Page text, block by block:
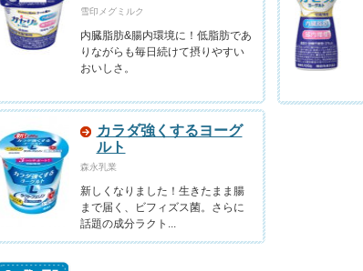
雪印メグミルク
内臓脂肪&腸内環境に！低脂肪であ
りながらも毎日続けて摂りやすい
おいしさ。
カラダ強くするヨーグ
ルト
森永乳業
新しくなりました！生きたまま腸
まで届く、ビフィズス菌。さらに
話題の成分ラクト...